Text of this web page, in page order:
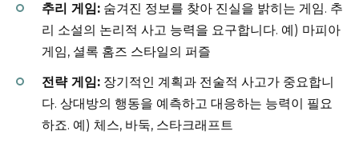
추리 게임: 숨겨진 정보를 찾아 진실을 밝히는 게임. 추
리 소설의 논리적 사고 능력을 요구합니다. 예) 마피아
게임, 셜록 홈즈 스타일의 퍼즐
전략 게임: 장기적인 계획과 전술적 사고가 중요합니
다. 상대방의 행동을 예측하고 대응하는 능력이 필요
하죠. 예) 체스, 바둑, 스타크래프트